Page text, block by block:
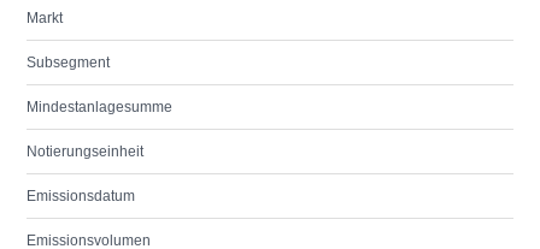
Markt
Subsegment
Mindestanlagesumme
Notierungseinheit
Emissionsdatum
Emissionsvolumen